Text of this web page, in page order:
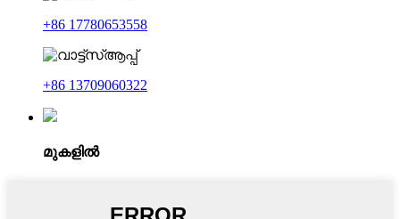
+86 17780653558
+86 13709060322
മുകളിൽ